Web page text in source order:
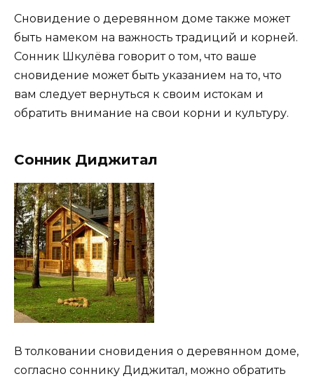
Сновидение о деревянном доме также может
быть намеком на важность традиций и корней.
Сонник Шкулёва говорит о том, что ваше
сновидение может быть указанием на то, что
вам следует вернуться к своим истокам и
обратить внимание на свои корни и культуру.
Сонник Диджитал
В толковании сновидения о деревянном доме,
согласно соннику Диджитал, можно обратить